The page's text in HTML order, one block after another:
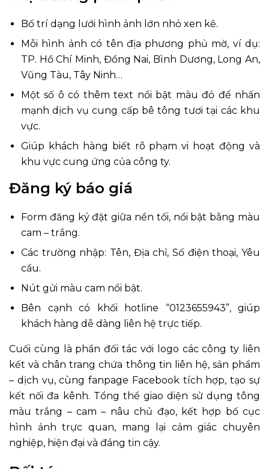
Bố trí dạng lưới hình ảnh lớn nhỏ xen kẽ.
Mỗi hình ảnh có tên địa phương phủ mờ, ví dụ:
TP. Hồ Chí Minh, Đồng Nai, Bình Dương, Long An,
Vũng Tàu, Tây Ninh…
Một số ô có thêm text nổi bật màu đỏ để nhấn
mạnh dịch vụ cung cấp bê tông tươi tại các khu
vực.
Giúp khách hàng biết rõ phạm vi hoạt động và
khu vực cung ứng của công ty.
Đăng ký báo giá
Form đăng ký đặt giữa nền tối, nổi bật bằng màu
cam – trắng.
Các trường nhập: Tên, Địa chỉ, Số điện thoại, Yêu
cầu.
Nút gửi màu cam nổi bật.
Bên cạnh có khối hotline “0123655943”, giúp
khách hàng dễ dàng liên hệ trực tiếp.
Cuối cùng là phần đối tác với logo các công ty liên
kết và chân trang chứa thông tin liên hệ, sản phẩm
– dịch vụ, cùng fanpage Facebook tích hợp, tạo sự
kết nối đa kênh. Tổng thể giao diện sử dụng tông
màu trắng – cam – nâu chủ đạo, kết hợp bố cục
hình ảnh trực quan, mang lại cảm giác chuyên
nghiệp, hiện đại và đáng tin cậy.